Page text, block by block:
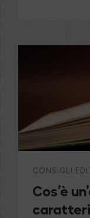
CONSIGLI
Cos’è